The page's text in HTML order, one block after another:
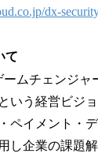
dx-
て
ムチェンジャ
いう経営ビジ
ペイメント・
し企業の課題